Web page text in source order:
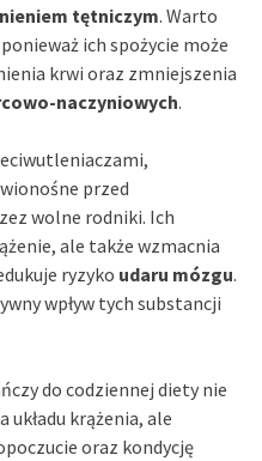
tętniczym. Warto
ich spożycie może
krwi oraz zmniejszenia
naczyniowych.
przed
wolne rodniki. Ich
ale także wzmacnia
ryzyko udaru mózgu.
wpływ tych substancji
do codziennej diety nie
układu krążenia, ale
oraz kondycję